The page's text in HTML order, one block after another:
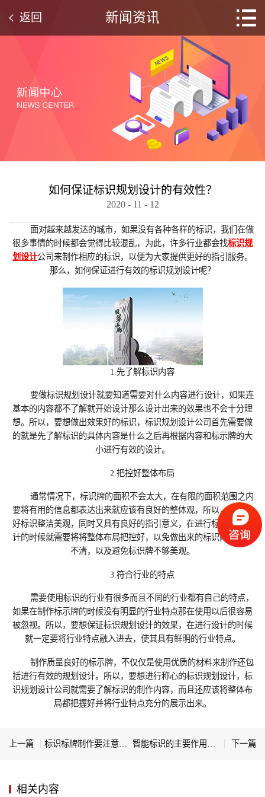
新闻资讯
返回
如何保证标识规划设计‍的有效性？
2020 - 11 - 12
面对越来越发达的城市，如果没有各种各样的标识，我们在做
很多事情的时候都会觉得比较混乱，为此，许多行业都会找标识规
划设计‍公司来制作相应的标识，以便为大家提供更好的指引服务。
那么，如何保证进行有效的标识规划设计‍呢？
1.先了解标识内容
要做标识规划设计‍就要知道需要对什么内容进行设计，如果连
基本的内容都不了解就开始设计那么设计出来的效果也不会十分理
想。所以，要想做出效果好的标识，标识规划设计‍公司首先需要做
的就是先了解标识的具体内容是什么之后再根据内容和标示牌的大
小进行有效的设计。
2.把控好整体布局
通常情况下，标识牌的面积不会太大，在有限的面积范围之内
要将有用的信息都表达出来就应该有良好的整体观，所‍以，为了做
好标识整洁美观，同时又具有良好的指引意义，在进行标识规划设
计‍的时候就需要将将整体布局把控好，以免做出来的标识内容含混
不清，以及避免标识牌不够美观。
3.符合行业的特点
需要使用标识的行业有很多而且不同的行业都有自己的特点，
如果在制作标示牌的时候没有明显的行业特点那在使用以后很容易
被忽视。所以，要想保证标识规划设计‍的效果，在进行设计的时候
就一定要将行业特点融入进去，使其具有鲜明的行业特点。
制作质量良好的标示牌，不仅仅是使用优质的材料来制作还包
括进行有效的规划设计。所以，要想进行称心的标识规划设计‍，标
识规划设计‍公司就需要了解标识的制作内容，而且还应该将整体布
局都把握好并将行业特点充分的展示出来。
上一篇 标识标牌制作‍要注意哪些事情？ 下一篇
相关内容